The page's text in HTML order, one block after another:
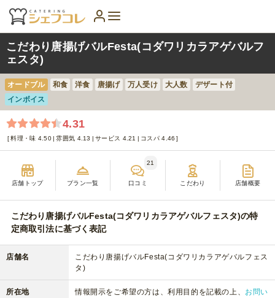
こだわり唐揚げバルFesta(コダワリカラアゲバルフ
ェスタ)
オードブル 和食 洋食 唐揚げ 万人受け 大人数
デザート付
インボイス
4.31
料理・味 4.50 雰囲気 4.13 サービス 4.21 コスパ 4.46
店舗トップ プラン一覧 口コミ
21
こだわり 店舗概要
こだわり唐揚げバルFesta(コダワリカラアゲバルフェスタ)の特
定商取引法に基づく表記
店舗名
こだわり唐揚げバルFesta(コダワリカラアゲバルフェス
タ)
所在地 情報開示をご希望の方は、利用目的を記載の上、 お問い